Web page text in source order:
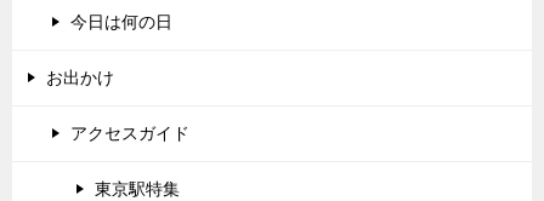
今日は何の日
お出かけ
アクセスガイド
東京駅特集